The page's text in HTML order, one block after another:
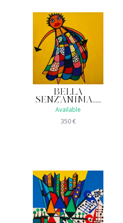
BELLA
SENZ'ANIMA......
Available
350€